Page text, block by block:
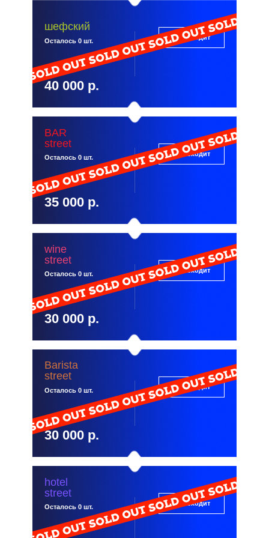
Что входит
40 000 р.
Осталось 0 шт.
шефский
Что входит
35 000 р.
Осталось 0 шт.
BAR
street
Что входит
30 000 р.
Осталось 0 шт.
wine
street
Что входит
30 000 р.
Осталось 0 шт.
Barista
street
Что входит
Осталось 0 шт.
hotel
street